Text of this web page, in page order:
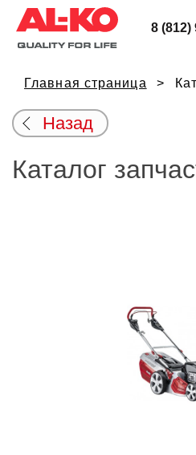
8 (812)
Главная страница
Назад
Каталог